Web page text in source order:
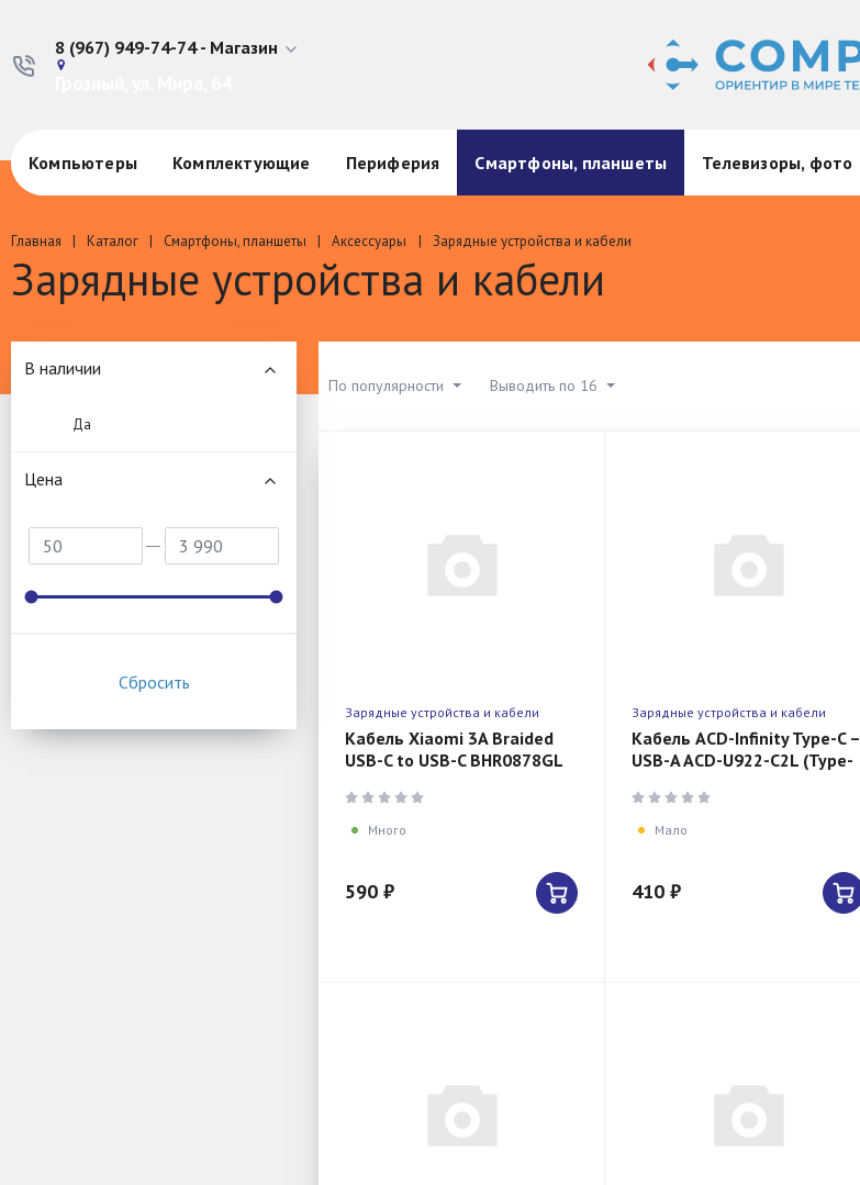
8 (967) 949-74-74 - Магазин
Компьютеры Комплектующие Периферия Смартфоны, планшеты Телевизоры, фото
Главная Каталог Смартфоны, планшеты Аксессуары Зарядные устройства и кабели
Зарядные устройства и кабели
По популярности Выводить по 16
Зарядные устройства и кабели
Кабель Xiaomi 3A Braided
USB-C to USB-C BHR0878GL
Много
590 ₽
Зарядные устройства и кабели
Кабель ACD-Infinity Type-C –
USB-A ACD-U922-C2L (Type-
Мало
410 ₽
В наличии
Да
Цена